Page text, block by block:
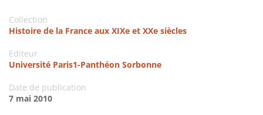
Collection
Histoire de la France aux XIXe et XXe siècles
Editeur
Université Paris1-Panthéon Sorbonne
Date de publication
7 mai 2010